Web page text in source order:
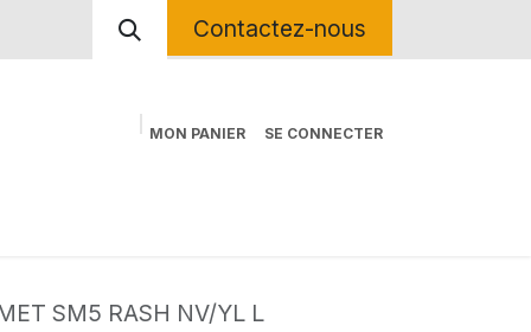
Contactez-nous
MON PANIER SE CONNECTER
SM5 RASH NV/YL L